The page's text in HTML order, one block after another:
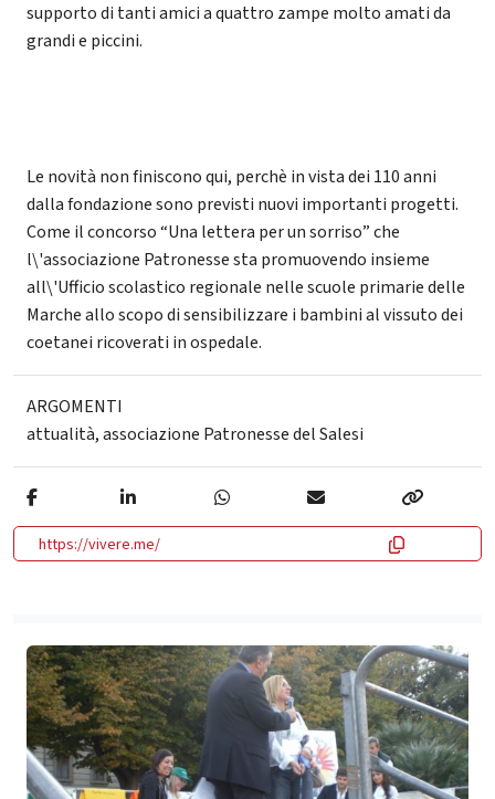
supporto di tanti amici a quattro zampe molto amati da
grandi e piccini.
Le novità non finiscono qui, perchè in vista dei 110 anni
dalla fondazione sono previsti nuovi importanti progetti.
Come il concorso “Una lettera per un sorriso” che
l\'associazione Patronesse sta promuovendo insieme
all\'Ufficio scolastico regionale nelle scuole primarie delle
Marche allo scopo di sensibilizzare i bambini al vissuto dei
coetanei ricoverati in ospedale.
ARGOMENTI
attualità,associazione Patronesse del Salesi
https://vivere.me/